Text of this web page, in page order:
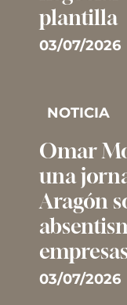
plantilla
03/07/2026
NOTICIA
Omar
una
Aragón
empresas
03/07/2026